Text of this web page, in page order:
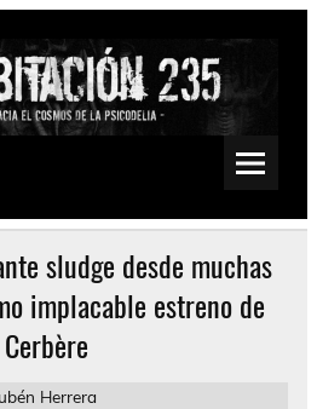
Sludge, Fuzz, Space, Drone
sludge desde muchas
implacable estreno de
Cerbère
Herrera